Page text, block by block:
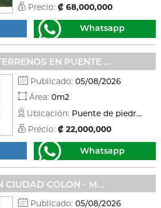
Precio: ₡ 68,000,000
Whatsapp
VENTA DE LOTES Y TERRENOS EN PUENTE DE PIEDRA - GRECIA
Publicado: 05/08/2026
Área: 0m2
Ubicación:
Puente de piedra - Grecia
Precio: ₡ 22,000,000
Whatsapp
VENTA DE CASAS EN CIUDAD COLÓN - MORA
Publicado: 05/08/2026